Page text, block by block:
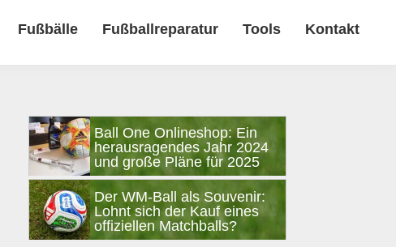
Fußbälle Fußballreparatur Tools Kontakt
SeitenspalteBall One Onlineshop: Ein
herausragendes Jahr 2024
und große Pläne für 2025
Der WM-Ball als Souvenir:
Lohnt sich der Kauf eines
offiziellen Matchballs?